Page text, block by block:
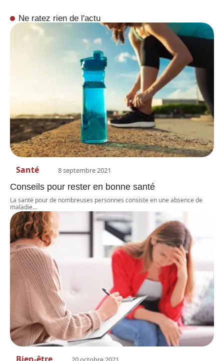
Ne ratez rien de l'actu
Santé 8 septembre 2021
Conseils pour rester en bonne santé
La santé pour de nombreuses personnes consiste en une absence de
maladie…